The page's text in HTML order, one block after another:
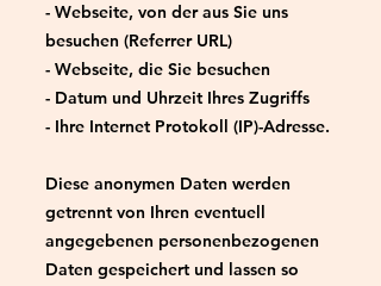
- Webseite, von der aus Sie uns
besuchen (Referrer URL)
- Webseite, die Sie besuchen
- Datum und Uhrzeit Ihres Zugriffs
- Ihre Internet Protokoll (IP)-Adresse.
Diese anonymen Daten werden
getrennt von Ihren eventuell
angegebenen personenbezogenen
Daten gespeichert und lassen so